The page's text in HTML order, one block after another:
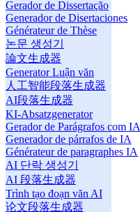
Gerador de Dissertação
Generador de Disertaciones
Générateur de Thèse
논문 생성기
論文生成器
Generator Luận văn
人工智能段落生成器
AI段落生成器
KI-Absatzgenerator
Gerador de Parágrafos com IA
Generador de párrafos de IA
Générateur de paragraphes IA
AI 단락 생성기
AI 段落生成器
Trình tạo đoạn văn AI
论文段落生成器